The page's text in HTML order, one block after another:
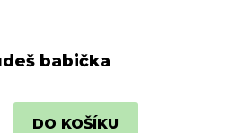
babička
DO KOŠÍKU